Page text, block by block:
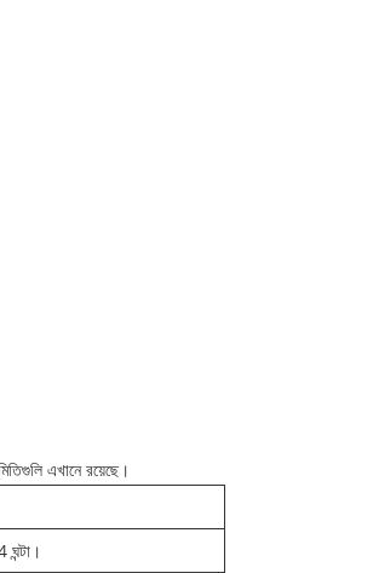
এখানে রয়েছে।